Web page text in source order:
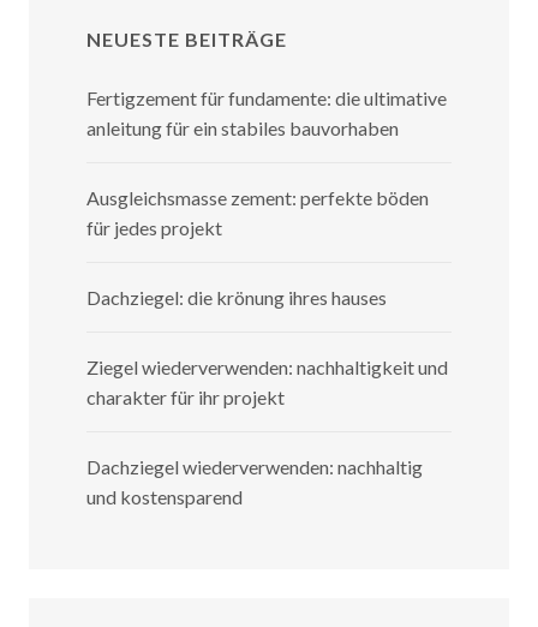
NEUESTE BEITRÄGE
Fertigzement für fundamente: die ultimative
anleitung für ein stabiles bauvorhaben
Ausgleichsmasse zement: perfekte böden
für jedes projekt
Dachziegel: die krönung ihres hauses
Ziegel wiederverwenden: nachhaltigkeit und
charakter für ihr projekt
Dachziegel wiederverwenden: nachhaltig
und kostensparend